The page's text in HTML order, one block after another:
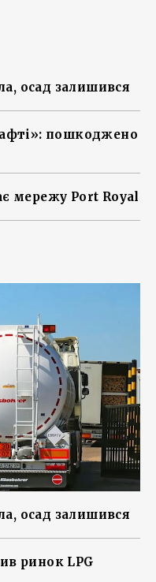
осад залишився
пошкоджено
мережу Port Royal
осад залишився
ринок LPG